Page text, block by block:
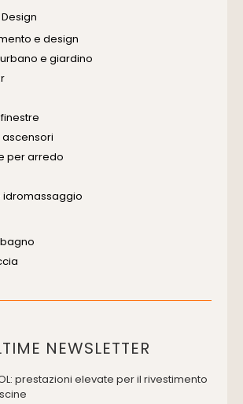
e design
e giardino
per arredo
idromassaggio
di comando per wc
Ed Impianti Elettrici
NEWSLETTER
prestazioni elevate per il rivestimento